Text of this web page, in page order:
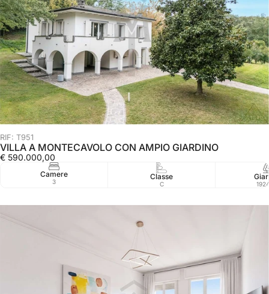
RIF: T951
VILLA A MONTECAVOLO CON AMPIO GIARDINO
€ 590.000,00
Camere
3
Classe
C